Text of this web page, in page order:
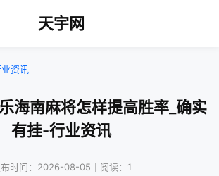
天宇网
资讯
海南麻将怎样提高胜率_确实
有挂-行业资讯
时间：2026-08-05｜阅读：1